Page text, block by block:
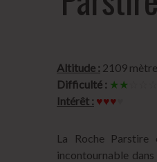
Altitude : 2109
Difficulté : ★★
Intérêt : ♥♥♥
La Roche Parstire
incontournable